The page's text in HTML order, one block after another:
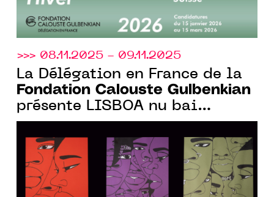
>>> 08.11.2025 - 09.11.2025
La Délégation en France de la
Fondation Calouste Gulbenkian
présente LISBOA nu bai
PARIS*, un programme musical,
à la Gaîté Lyrique